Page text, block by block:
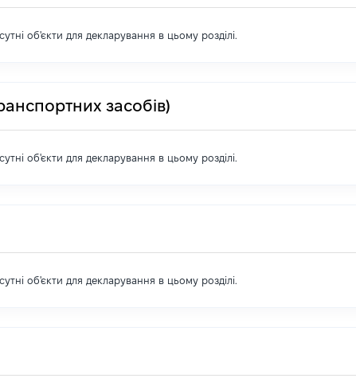
об'єкти для декларування в цьому розділі.
засобів)
об'єкти для декларування в цьому розділі.
об'єкти для декларування в цьому розділі.